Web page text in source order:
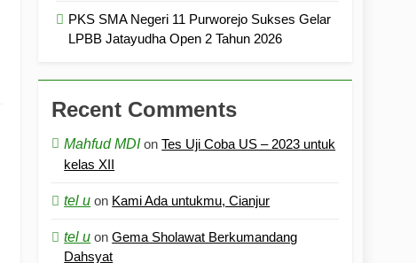
PKS SMA Negeri 11 Purworejo Sukses Gelar
LPBB Jatayudha Open 2 Tahun 2026
Recent Comments
Mahfud MDIonTes Uji Coba US – 2023 untuk
kelas XII
tel u on Kami Ada untukmu, Cianjur
tel u onGema Sholawat Berkumandang
Dahsyat